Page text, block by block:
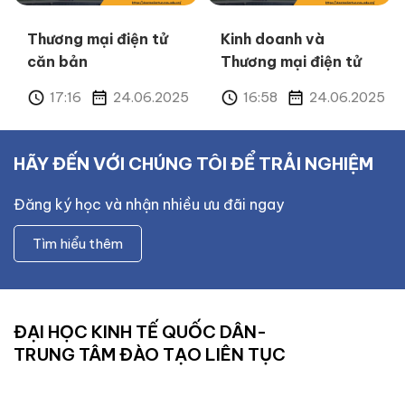
Thương mại điện tử
căn bản
17:16 24.06.2025
Kinh doanh và
Thương mại điện tử
16:58 24.06.2025
HÃY ĐẾN VỚI CHÚNG TÔI ĐỂ TRẢI NGHIỆM
Đăng ký học và nhận nhiều ưu đãi ngay
Tìm hiểu thêm
ĐẠI HỌC KINH TẾ QUỐC DÂN-
TRUNG TÂM ĐÀO TẠO LIÊN TỤC